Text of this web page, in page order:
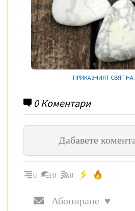
ПРИКАЗНИЯТ СВЯТ НА
0Коментари
0 0 0
Абониране ♥